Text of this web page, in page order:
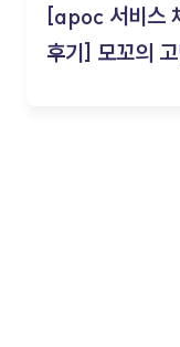
[apoc 서비스
후기] 모꼬의